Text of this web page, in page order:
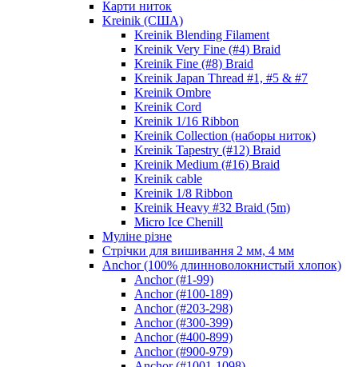
Карти ниток
Kreinik (США)
Kreinik Blending Filament
Kreinik Very Fine (#4) Braid
Kreinik Fine (#8) Braid
Kreinik Japan Thread #1, #5 & #7
Kreinik Ombre
Kreinik Cord
Kreinik 1/16 Ribbon
Kreinik Collection (наборы ниток)
Kreinik Tapestry (#12) Braid
Kreinik Medium (#16) Braid
Kreinik cable
Kreinik 1/8 Ribbon
Kreinik Heavy #32 Braid (5m)
Micro Ice Chenill
Муліне різне
Стрічки для вишивання 2 мм, 4 мм
Anchor (100% длинноволокнистый хлопок)
Anchor (#1-99)
Anchor (#100-189)
Anchor (#203-298)
Anchor (#300-399)
Anchor (#400-899)
Anchor (#900-979)